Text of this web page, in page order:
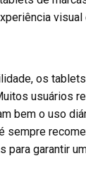
visual
os
usuários
bem o uso
sempre
para garantir